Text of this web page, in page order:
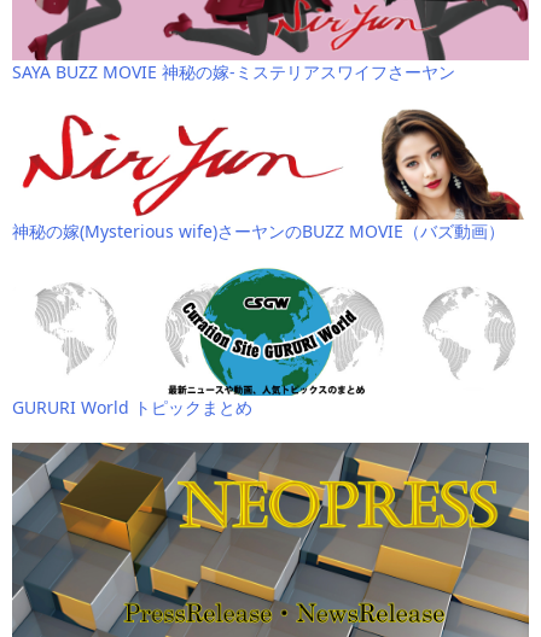
SAYA BUZZ MOVIE 神秘の嫁-ミステリアスワイフさーヤン
神秘の嫁(Mysterious wife)さーヤンのBUZZ MOVIE（バズ動画）
GURURI World トピックまとめ